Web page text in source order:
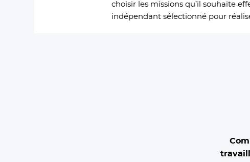
choisir les missions qu’il souhaite
indépendant sélectionné pour